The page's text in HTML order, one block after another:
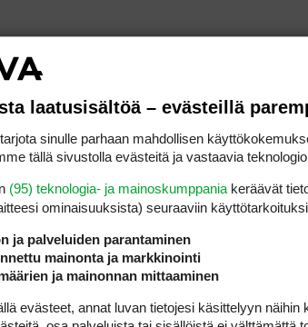
kolme ensimmäistä
joka riitti tuomaan paikan
koitui karsiutuminen
Kaskeoli 47:s tuloksella -1.
suomalaisista etenivät jatkoon
seitsemän
laatusisältöä – evästeillä
sinulle parhaan mahdollisen
tällä sivustolla evästeitä ja vastaavia
(95) teknologia- ja mainoskumppania keräävät
ominaisuuk­sista) seuraaviin
ja palveluiden parantaminen
mainonta ja markkinointi
ja mainonnan mittaaminen
evästeet, annat luvan tietojesi käsittelyyn näihin